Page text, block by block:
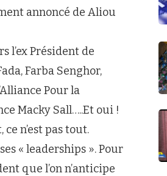
annoncé de Aliou
l’ex Président de
Farba Senghor,
Pour la
Macky Sall…..Et oui !
n’est pas tout.
« leaderships ». Pour
que l’on n’anticipe